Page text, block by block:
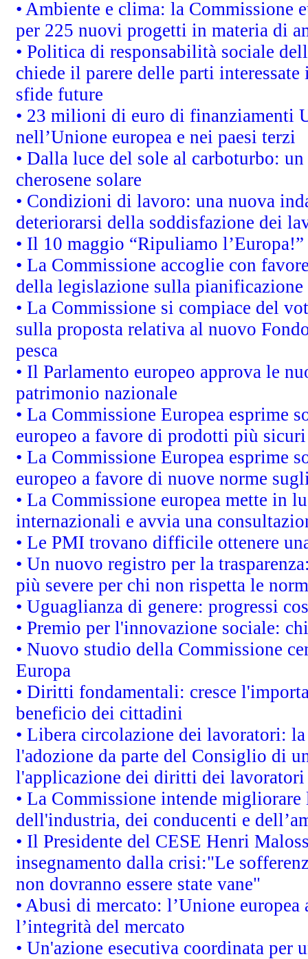
• Ambiente e clima: la Commissione
per 225 nuovi progetti in materia di
• Politica di responsabilità sociale
chiede il parere delle parti
sfide future
• 23 milioni di euro di finanziamenti
nell’Unione europea e nei paesi terzi
• Dalla luce del sole al carboturbo:
cherosene solare
• Condizioni di lavoro: una nuova
deteriorarsi della soddisfazione dei
• Il 10 maggio “Ripuliamo l’Europa!”
• La Commissione accoglie con
della legislazione sulla
• La Commissione si compiace del
sulla proposta relativa al nuovo
pesca
• Il Parlamento europeo approva le
patrimonio nazionale
• La Commissione Europea esprime
europeo a favore di prodotti più
• La Commissione Europea esprime
europeo a favore di nuove norme
• La Commissione europea mette in
internazionali e avvia una
• Le PMI trovano difficile ottenere
• Un nuovo registro per la
più severe per chi non rispetta le
• Uguaglianza di genere: progressi
• Premio per l'innovazione sociale:
• Nuovo studio della Commissione
Europa
• Diritti fondamentali: cresce
beneficio dei cittadini
• Libera circolazione dei lavoratori:
l'adozione da parte del Consiglio di
l'applicazione dei diritti dei lavoratori
• La Commissione intende
dell'industria, dei conducenti e
• Il Presidente del CESE Henri
insegnamento dalla crisi:"Le
non dovranno essere state vane"
• Abusi di mercato: l’Unione
l’integrità del mercato
• Un'azione esecutiva coordinata